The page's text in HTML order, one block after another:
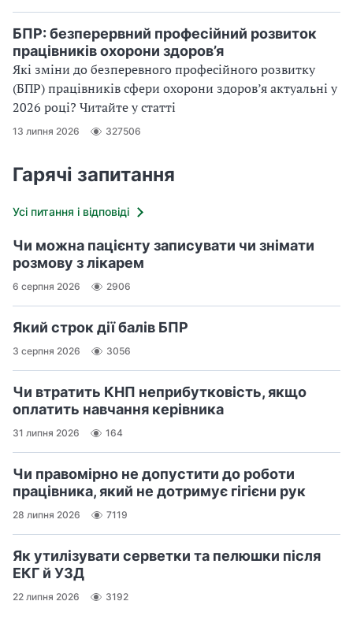
БПР: безперервний професійний розвиток
працівників охорони здоров’я
Які зміни до безперевного професійного розвитку
(БПР) працівників сфери охорони здоров’я актуальні у
2026 році? Читайте у статті
13 липня 2026 327506
Гарячі запитання
Усі питання і відповіді
Чи можна пацієнту записувати чи знімати
розмову з лікарем
6 серпня 2026 2906
Який строк дії балів БПР
3 серпня 2026 3056
Чи втратить КНП неприбутковість, якщо
оплатить навчання керівника
31 липня 2026 164
Чи правомірно не допустити до роботи
працівника, який не дотримує гігієни рук
28 липня 2026 7119
Як утилізувати серветки та пелюшки після
ЕКГ й УЗД
22 липня 2026 3192